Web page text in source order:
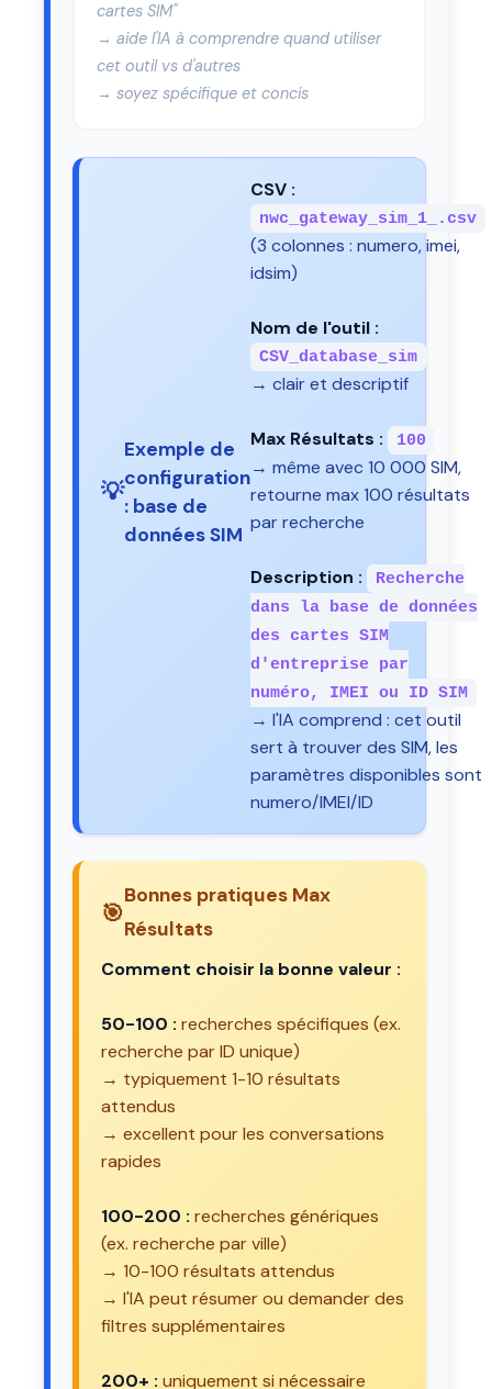
cartes SIM"
→ aide l'IA à comprendre quand utiliser
cet outil vs d'autres
→ soyez spécifique et concis
💡
Exemple de
configuration
: base de
données SIM
CSV :
nwc_gateway_sim_1_.csv
(3 colonnes : numero, imei,
idsim)
Nom de l'outil :
CSV_database_sim
→ clair et descriptif
Max Résultats : 100
→ même avec 10 000 SIM,
retourne max 100 résultats
par recherche
Description :
Recherche
dans la base de données
des cartes SIM
d'entreprise par
numéro, IMEI ou ID SIM
→ l'IA comprend : cet outil
sert à trouver des SIM, les
paramètres disponibles sont
numero/IMEI/ID
🎯
Bonnes pratiques Max
Résultats
Comment choisir la bonne valeur :
50-100 : recherches spécifiques (ex.
recherche par ID unique)
→ typiquement 1-10 résultats
attendus
→ excellent pour les conversations
rapides
100-200 : recherches génériques
(ex. recherche par ville)
→ 10-100 résultats attendus
→ l'IA peut résumer ou demander des
filtres supplémentaires
200+ : uniquement si nécessaire